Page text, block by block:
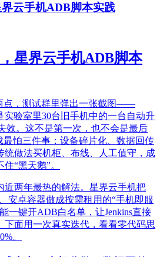
云手机ADB脚本实践
星界云手机ADB脚本
点，测试群里弹出一张截图——
实验室里30台旧手机中的一台自动升
效。这不是第一次，也不会是最后
最怕三件事：设备碎片化、数据回传
统做法买机柜、布线、人工值守，成
“黑天鹅”。
近两年最热的解法。星界云手机把
安卓容器做成按需租用的“手机即服
一键开ADB白名单，让Jenkins直接
下面用一次真实迭代，看看零代码思
。